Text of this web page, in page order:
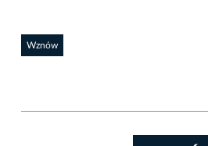
Wznów